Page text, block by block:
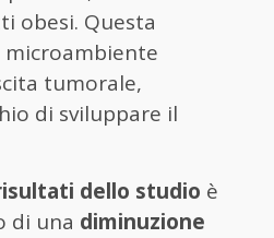
obesi. Questa
microambiente
tumorale,
di sviluppare il
dello studio è
di una diminuzione